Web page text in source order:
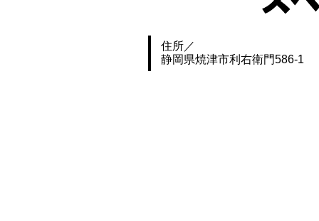
住所
静岡県焼津市利右衛門586-1